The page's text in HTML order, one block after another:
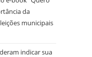
da
municipais
indicar sua